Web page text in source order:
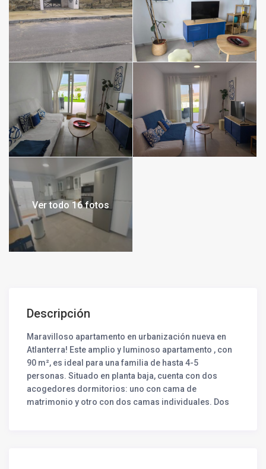
Ver todo 16 fotos
Descripción
Maravilloso apartamento en urbanización nueva en
Atlanterra! Este amplio y luminoso apartamento , con
90 m², es ideal para una familia de hasta 4-5
personas. Situado en planta baja, cuenta con dos
acogedores dormitorios: uno con cama de
matrimonio y otro con dos camas individuales. Dos